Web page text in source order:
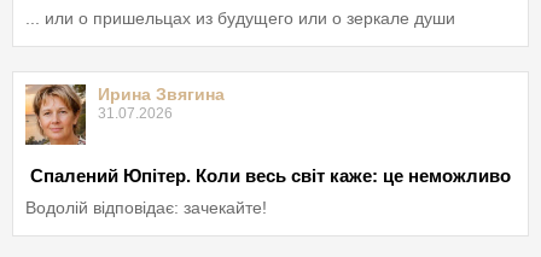
... или о пришельцах из будущего или о зеркале души
Ирина Звягина
31.07.2026
Спалений Юпітер. Коли весь світ каже: це неможливо
Водолій відповідає: зачекайте!